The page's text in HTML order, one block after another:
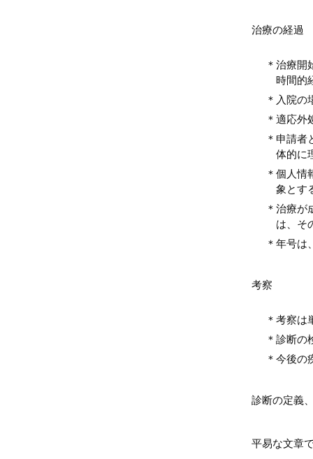
治療の経過
＊治療開
時間的
＊入院の
＊適応外
＊申請者
体的に
＊個人情
象とす
＊治療が
は、そ
＊年号は
考察
＊考察は
＊診断の
＊今後の
診断の定義
平易な文章